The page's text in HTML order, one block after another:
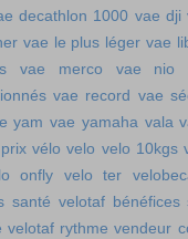
decathlon 1000 vae dji
vae le plus léger vae
vae merco
vae nio
vae record vae
yam vae yamaha vala
vélo velo velo 10kgs
onfly velo ter
santé velotaf
velotaf rythme vendeur